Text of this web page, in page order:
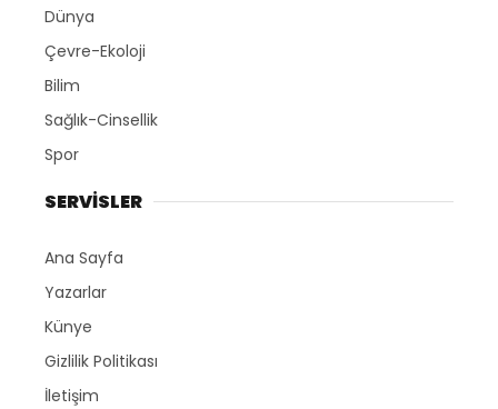
Dünya
Çevre-Ekoloji
Bilim
Sağlık-Cinsellik
Spor
SERVİSLER
Ana Sayfa
Yazarlar
Künye
Gizlilik Politikası
İletişim